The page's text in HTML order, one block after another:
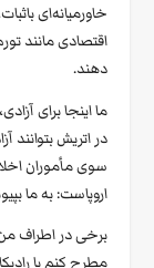
خاورمیانه‌ای
اقتصادی مانند
دهند.
ما اینجا برای
در اتریش بتوانند
سوی مأموران
اروپاست: به ما
برخی در اطراف